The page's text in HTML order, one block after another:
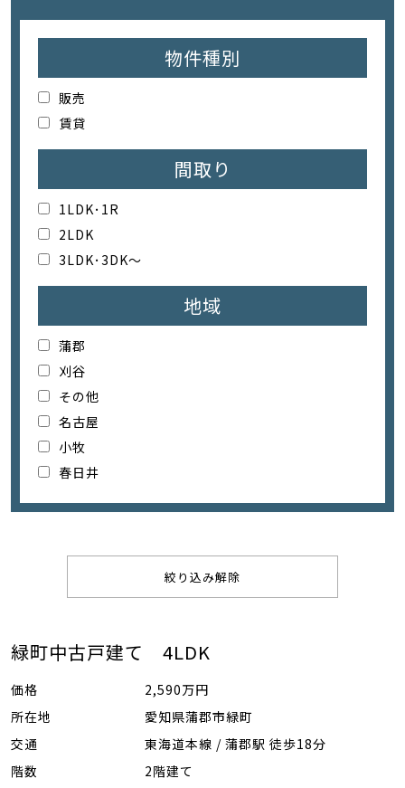
物件種別
販売
賃貸
間取り
1LDK･1R
2LDK
3LDK･3DK～
地域
蒲郡
刈谷
その他
名古屋
小牧
春日井
絞り込み解除
緑町中古戸建て 4LDK
価格
2,590万円
所在地
愛知県蒲郡市緑町
交通
東海道本線 / 蒲郡駅 徒歩18分
階数
2階建て